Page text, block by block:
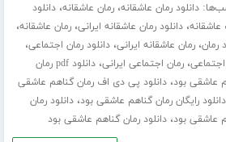
دانلود رمان عاشقانه،رمان عاشقانه،دانلود
عاشقانه،دانلود رمان عاشقانه ایرانی،رمان عاشقانه،
رمان،رمان عاشقانه ایرانی،دانلود رمان اجتماعی،
،رمان اجتماعی ایرانی،
دانلود pdf رمان
عاشقی بود،دانلود پی دی اف رمان گناهم عاشقی
دانلود رایگان رمان گناهم عاشقی بود،دانلود رمان
عاشقی بود،دانلود رمان گناهم عاشقی بود